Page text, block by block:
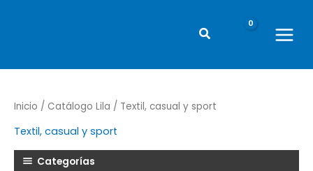
Buscar
Main
Menu
Inicio / Catálogo Lila / Textil, casual y sport
Textil, casual y sport
Categorías